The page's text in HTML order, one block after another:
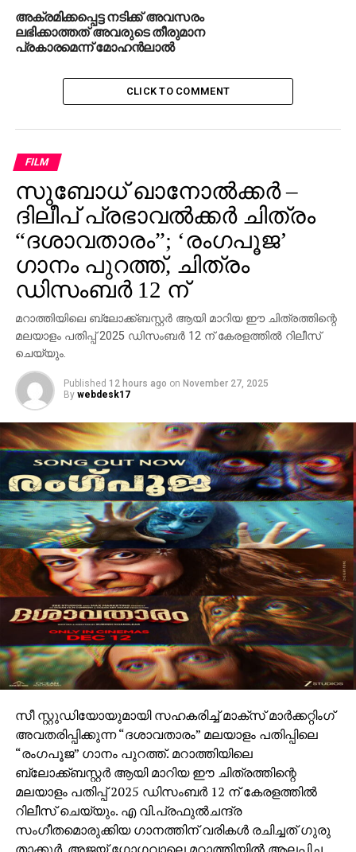
അക്രമിക്കപ്പെട്ട നടിക്ക് അവസരം
ലഭിക്കാത്തത് അവരുടെ തീരുമാന
പ്രകാരമെന്ന് മോഹന്‍ലാല്‍
CLICK TO COMMENT
FILM
സുബോധ് ഖാനോൽക്കർ –
ദിലീപ് പ്രഭാവൽക്കർ ചിത്രം
“ദശാവതാരം”; ‘രംഗപൂജ’
ഗാനം പുറത്ത്, ചിത്രം
ഡിസംബർ 12 ന്
മറാത്തിയിലെ ബ്ലോക്ക്ബസ്റ്റർ ആയി മാറിയ ഈ ചിത്രത്തിന്റെ
മലയാളം പതിപ്പ് 2025 ഡിസംബർ 12 ന് കേരളത്തിൽ റിലീസ്
ചെയ്യും.
Published 12 hours ago on November 27, 2025
By webdesk17
സീ സ്റ്റുഡിയോയുമായി സഹകരിച്ച് മാക്സ് മാർക്കറ്റിംഗ്
അവതരിപ്പിക്കുന്ന “ദശാവതാരം” മലയാളം പതിപ്പിലെ
“രംഗപൂജ” ഗാനം പുറത്ത്. മറാത്തിയിലെ
ബ്ലോക്ക്ബസ്റ്റർ ആയി മാറിയ ഈ ചിത്രത്തിന്റെ
മലയാളം പതിപ്പ് 2025 ഡിസംബർ 12 ന് കേരളത്തിൽ
റിലീസ് ചെയ്യും. എ വി.പ്രഫുൽചന്ദ്ര
സംഗീതമൊരുക്കിയ ഗാനത്തിന് വരികൾ രചിച്ചത് ഗുരു